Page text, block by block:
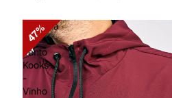
47%
Jaqueta
Corta
Vento
Kooks
-
Vinho